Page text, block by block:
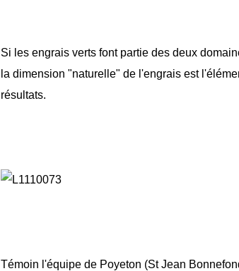
Si les engrais verts font partie des deux
la dimension "naturelle" de l'engrais est
résultats.
Témoin l'équipe de Poyeton (St Jean